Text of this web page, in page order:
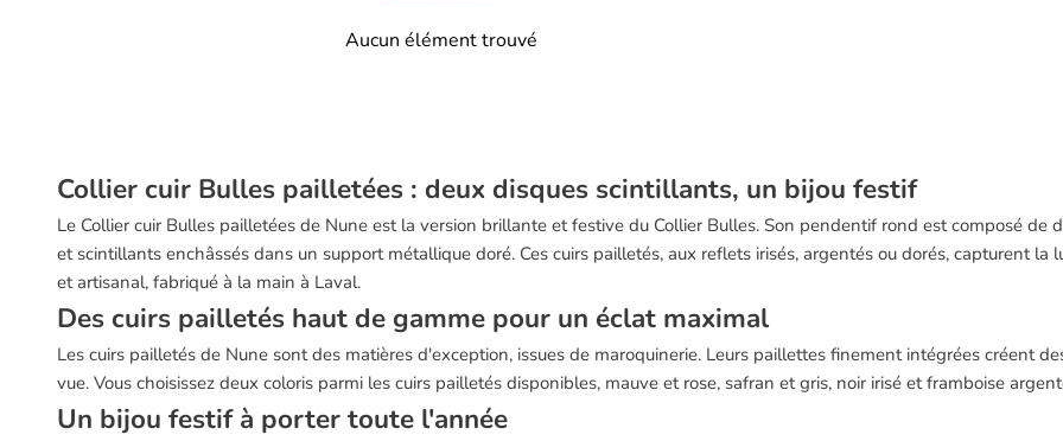
Aucun élément trouvé
Collier cuir Bulles pailletées : deux disques scintillants, un bijou festif
Le Collier cuir Bulles pailletées de Nune est la version brillante et festive du Collier Bulles. Son pendentif rond est composé de
et scintillants enchâssés dans un support métallique doré. Ces cuirs pailletés, aux reflets irisés, argentés ou dorés, capturent
et artisanal, fabriqué à la main à Laval.
Des cuirs pailletés haut de gamme pour un éclat maximal
Les cuirs pailletés de Nune sont des matières d'exception, issues de maroquinerie. Leurs paillettes finement intégrées créent
vue. Vous choisissez deux coloris parmi les cuirs pailletés disponibles, mauve et rose, safran et gris, noir irisé et framboise
Un bijou festif à porter toute l'année